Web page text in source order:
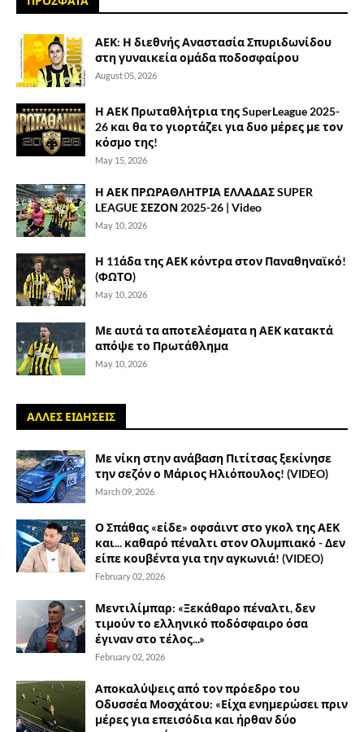
ΑΕΚ: Η διεθνής Αναστασία Σπυριδωνίδου
στη γυναικεία ομάδα ποδοσφαίρου
August 05, 2026
Η ΑΕΚ Πρωταθλήτρια της SuperLeague 2025-
26 και θα το γιορτάζει για δυο μέρες με τον
κόσμο της!
May 15, 2026
Η ΑΕΚ ΠΡΩΡΑΘΛΗΤΡΙΑ ΕΛΛΑΔΑΣ SUPER
LEAGUE ΣΕΖΟΝ 2025-26 | Video
May 10, 2026
Η 11άδα της ΑΕΚ κόντρα στον Παναθηναϊκό!
(ΦΩΤΟ)
May 10, 2026
Με αυτά τα αποτελέσματα η ΑΕΚ κατακτά
απόψε το Πρωτάθλημα
May 10, 2026
ΑΛΛΕΣ ΕΙΔΗΣΕΙΣ
Με νίκη στην ανάβαση Πιτίτσας ξεκίνησε
την σεζόν ο Μάριος Ηλιόπουλος! (VIDEO)
March 09, 2026
Ο Σπάθας «είδε» οφσάιντ στο γκολ της ΑΕΚ
και... καθαρό πέναλτι στον Ολυμπιακό - Δεν
είπε κουβέντα για την αγκωνιά! (VIDEO)
February 02, 2026
Μεντιλίμπαρ: «Ξεκάθαρο πέναλτι, δεν
τιμούν το ελληνικό ποδόσφαιρο όσα
έγιναν στο τέλος...»
February 02, 2026
Αποκαλύψεις από τον πρόεδρο του
Οδυσσέα Μοσχάτου: «Είχα ενημερώσει πριν
μέρες για επεισόδια και ήρθαν δύο